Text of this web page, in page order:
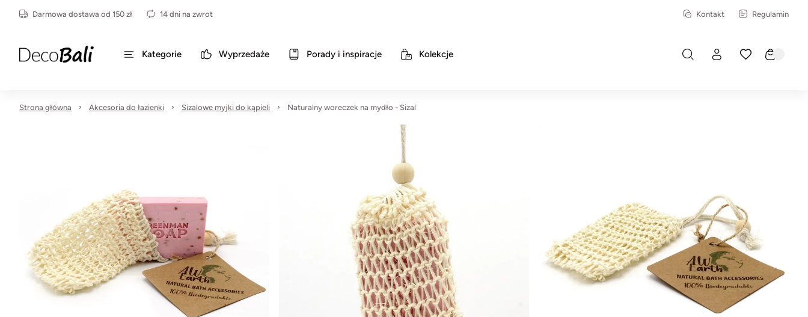
Darmowa dostawa od 150 zł 14 dni na zwrot Kontakt Regulamin
Kategorie Wyprzedaże Porady i inspiracje Kolekcje
Strona główna Akcesoria do łazienki Sizalowe myjki do kąpieli Naturalny woreczek na mydło - Sizal